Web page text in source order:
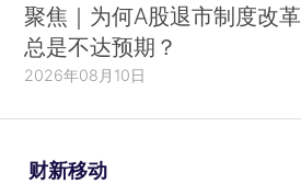
聚焦｜为何A股退市制度改革
总是不达预期？
2026年08月10日
财新移动